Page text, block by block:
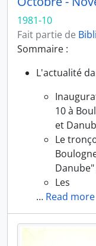
1981-10
Fait partie de
Sommaire :
L'actualité
10 à
et
Le
Les
… Read more